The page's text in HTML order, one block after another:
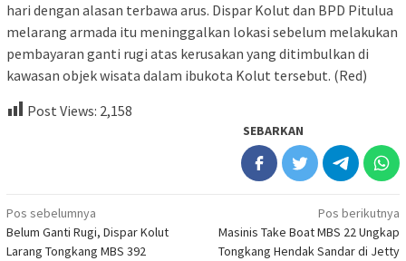
hari dengan alasan terbawa arus. Dispar Kolut dan BPD Pitulua
melarang armada itu meninggalkan lokasi sebelum melakukan
pembayaran ganti rugi atas kerusakan yang ditimbulkan di
kawasan objek wisata dalam ibukota Kolut tersebut. (Red)
Post Views: 2,158
SEBARKAN
Navigasi
pos
Pos sebelumnya
Belum Ganti Rugi, Dispar Kolut
Larang Tongkang MBS 392
Pos berikutnya
Masinis Take Boat MBS 22 Ungkap
Tongkang Hendak Sandar di Jetty